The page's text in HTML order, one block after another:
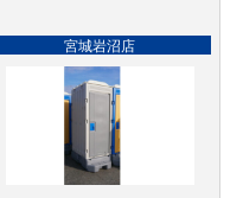
宮城岩沼店